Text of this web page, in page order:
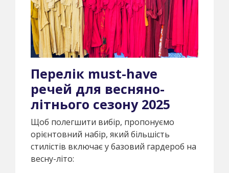
Перелік must-have
речей для весняно-
літнього сезону 2025
Щоб полегшити вибір, пропонуємо
орієнтовний набір, який більшість
стилістів включає у базовий гардероб на
весну-літо: